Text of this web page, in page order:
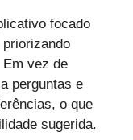
focado
vez de
perguntas e
o que
sugerida.